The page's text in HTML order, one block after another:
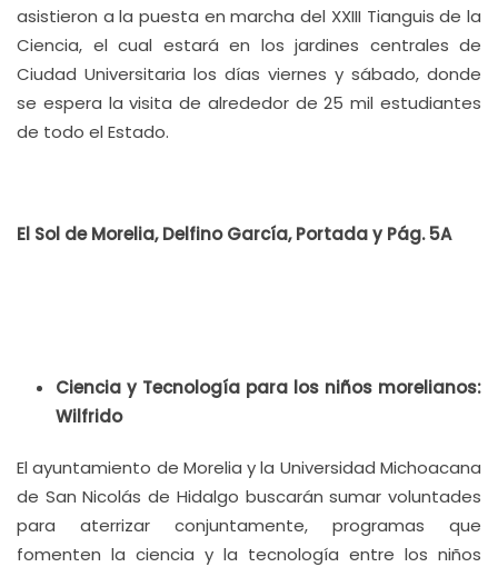
asistieron a la puesta en marcha del XXIII Tianguis de la
Ciencia, el cual estará en los jardines centrales de
Ciudad Universitaria los días viernes y sábado, donde
se espera la visita de alrededor de 25 mil estudiantes
de todo el Estado.
El Sol de Morelia, Delfino García, Portada y Pág. 5A
Ciencia y Tecnología para los niños morelianos:
Wilfrido
El ayuntamiento de Morelia y la Universidad Michoacana
de San Nicolás de Hidalgo buscarán sumar voluntades
para aterrizar conjuntamente, programas que
fomenten la ciencia y la tecnología entre los niños